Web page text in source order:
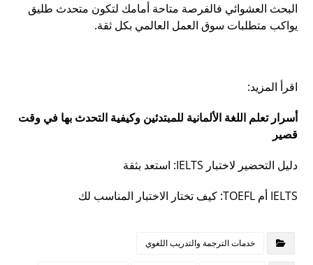
البحث العشوائي فالفرصة متاحة أمامك لتكون متحدث طليق
يواكب متطلبات سوق العمل العالمي بكل ثقة.
اقرأ المزيد:
أسرار تعلم اللغة الألمانية للمبتدئين وكيفية التحدث بها في وقت
قصير
دليل التحضير لاختبار IELTS: استعد بثقة
IELTS أم TOEFL: كيف تختار الاختبار المناسب لك
خدمات الترجمة والتدريب اللغوي